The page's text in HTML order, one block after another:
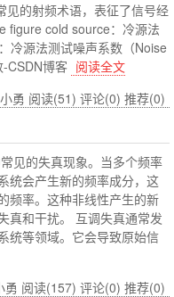
的射频术语，表征了信号经
figure cold source：冷源法
冷源法测试噪声系数（Noise
CSDN博客 阅读全文
勇 阅读(51) 评论(0) 推荐(0)
见的失真现象。当多个频率
统会产生新的频率成分，这
频率。这种非线性产生的新
真和干扰。 互调失真通常发
统等领域。它会导致原始信
勇 阅读(157) 评论(0) 推荐(0)